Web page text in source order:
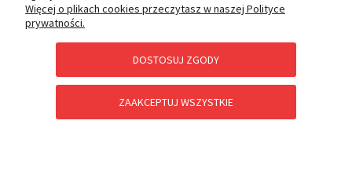
PŁATNOŚCI I DOSTAWA
POMOC
Więcej o plikach cookies przeczytasz w naszej Polityce
prywatności.
DOSTOSUJ ZGODY
ZAAKCEPTUJ WSZYSTKIE